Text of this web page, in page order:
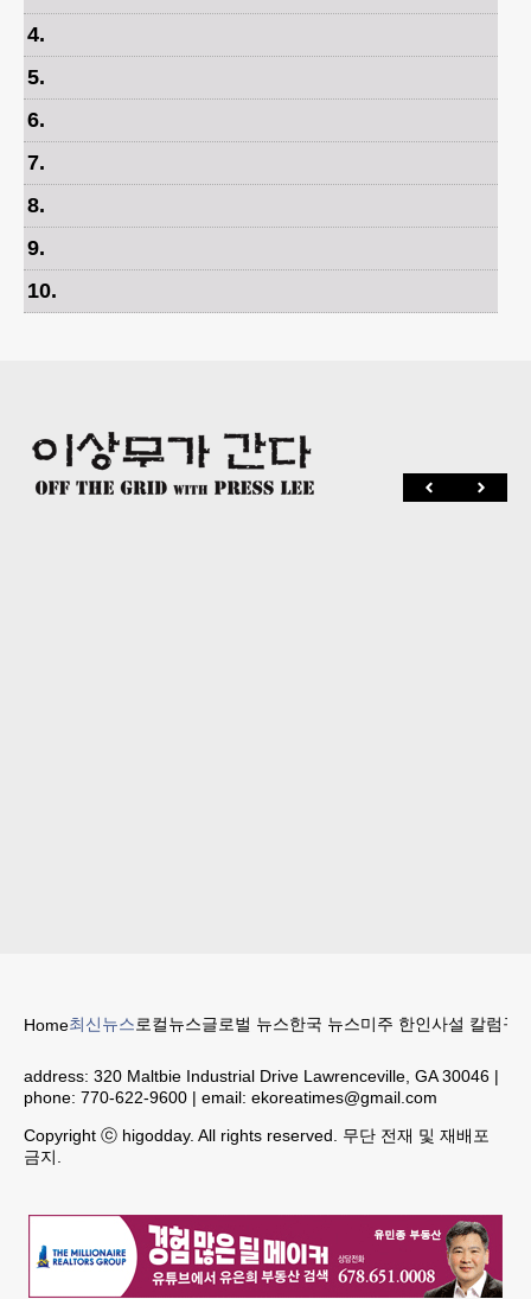
4.
5.
6.
7.
8.
9.
10.
Home최신뉴스로컬뉴스글로벌 뉴스한국 뉴스미주 한인사설 칼럼구
address: 320 Maltbie Industrial Drive Lawrenceville, GA 30046 |
phone: 770-622-9600 | email: ekoreatimes@gmail.com
Copyright ⓒ higodday. All rights reserved. 무단 전재 및 재배포
금지.